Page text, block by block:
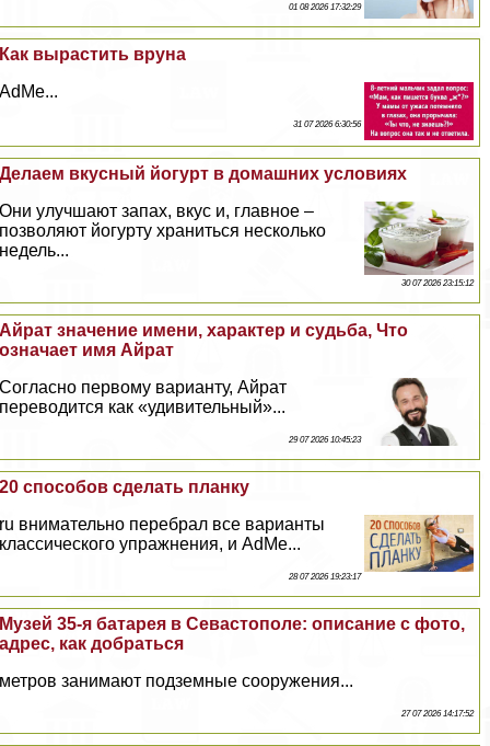
01 08 2026 17:32:29
Как вырастить вруна
AdMe...
31 07 2026 6:30:56
Делаем вкусный йогурт в домашних условиях
Они улучшают запах, вкус и, главное –
позволяют йогурту храниться несколько
недель...
30 07 2026 23:15:12
Айрат значение имени, хаpaктер и судьба, Что
означает имя Айрат
Согласно первому варианту, Айрат
переводится как «удивительный»...
29 07 2026 10:45:23
20 способов сделать планку
ru внимательно перебрал все варианты
классического упражнения, и AdMe...
28 07 2026 19:23:17
Музей 35-я батарея в Севастополе: описание с фото,
адрес, как добраться
метров занимают подземные сооружения...
27 07 2026 14:17:52